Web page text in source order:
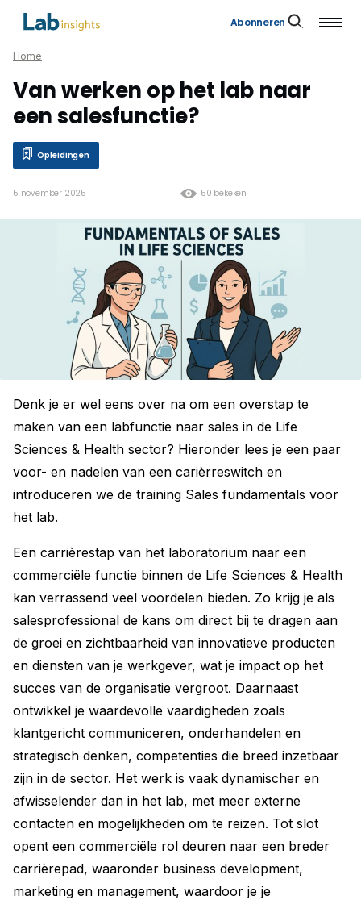
Abonneren
Home
Van werken op het lab naar
een salesfunctie?
Opleidingen
50 bekeken
5 november 2025
Denk je er wel eens over na om een overstap te
maken van een labfunctie naar sales in de Life
Sciences & Health sector? Hieronder lees je een paar
voor- en nadelen van een carièrreswitch en
introduceren we de training Sales fundamentals voor
het lab.
Een carrièrestap van het laboratorium naar een
commerciële functie binnen de Life Sciences & Health
kan verrassend veel voordelen bieden. Zo krijg je als
salesprofessional de kans om direct bij te dragen aan
de groei en zichtbaarheid van innovatieve producten
en diensten van je werkgever, wat je impact op het
succes van de organisatie vergroot. Daarnaast
ontwikkel je waardevolle vaardigheden zoals
klantgericht communiceren, onderhandelen en
strategisch denken, competenties die breed inzetbaar
zijn in de sector. Het werk is vaak dynamischer en
afwisselender dan in het lab, met meer externe
contacten en mogelijkheden om te reizen. Tot slot
opent een commerciële rol deuren naar een breder
carrièrepad, waaronder business development,
marketing en management, waardoor je je